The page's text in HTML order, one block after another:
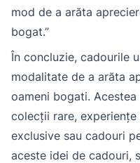
mod de a arăta
bogat.”
În concluzie, cadourile
modalitate de a arăta
oameni bogati.
colecții rare,
exclusive sau cadouri
aceste idei de cadouri,